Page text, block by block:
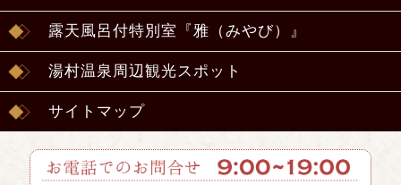
露天風呂付特別室『雅（みやび）』
湯村温泉周辺観光スポット
サイトマップ